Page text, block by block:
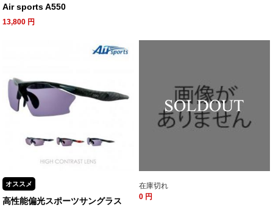
Air sports A550
13,800 円
オススメ
高性能偏光スポーツサングラス
在庫切れ
0 円